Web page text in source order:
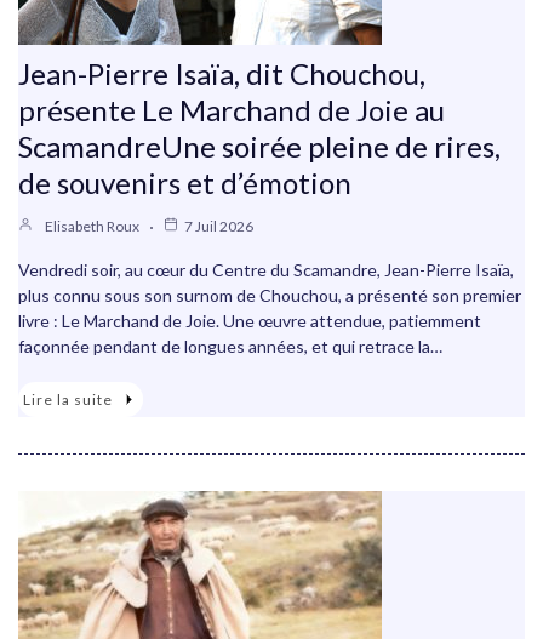
Jean-Pierre Isaïa, dit Chouchou,
présente Le Marchand de Joie au
ScamandreUne soirée pleine de rires,
de souvenirs et d’émotion
Elisabeth Roux 7 Juil 2026
Vendredi soir, au cœur du Centre du Scamandre, Jean-Pierre Isaïa,
plus connu sous son surnom de Chouchou, a présenté son premier
livre : Le Marchand de Joie. Une œuvre attendue, patiemment
façonnée pendant de longues années, et qui retrace la…
Lire la suite